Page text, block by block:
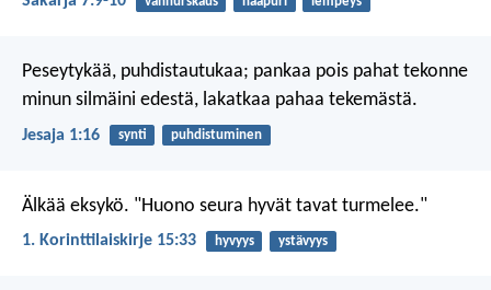
Peseytykää, puhdistautukaa; pankaa pois pahat tekonne
minun silmäini edestä, lakatkaa pahaa tekemästä.
Jesaja 1:16 synti puhdistuminen
Älkää eksykö. "Huono seura hyvät tavat turmelee."
1. Korinttilaiskirje 15:33 hyvyys ystävyys